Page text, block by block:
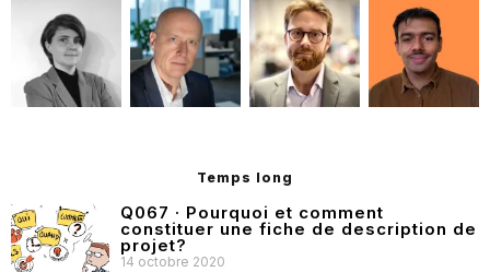
Temps long
Q067 · Pourquoi et comment
constituer une fiche de description de
projet?
14 octobre 2020